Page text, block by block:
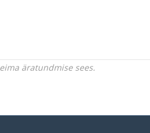
äratundmise sees.